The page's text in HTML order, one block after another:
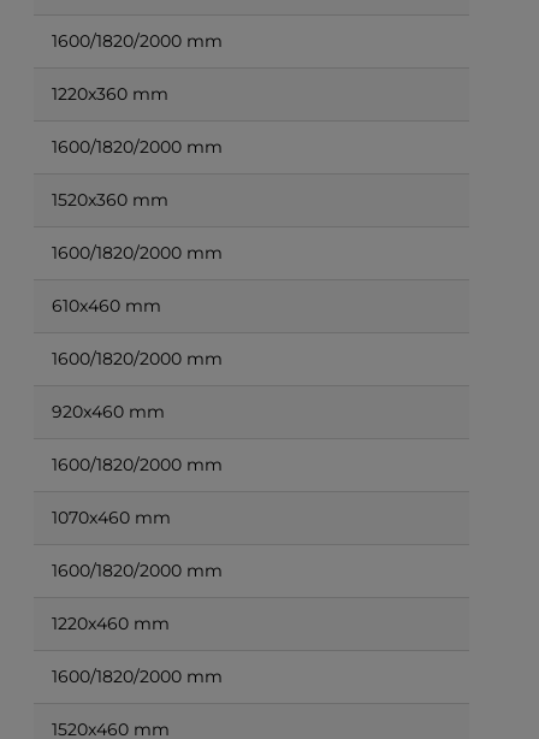
1600/1820/2000 mm
1220x360 mm
1600/1820/2000 mm
1520x360 mm
1600/1820/2000 mm
610x460 mm
1600/1820/2000 mm
920x460 mm
1600/1820/2000 mm
1070x460 mm
1600/1820/2000 mm
1220x460 mm
1600/1820/2000 mm
1520x460 mm